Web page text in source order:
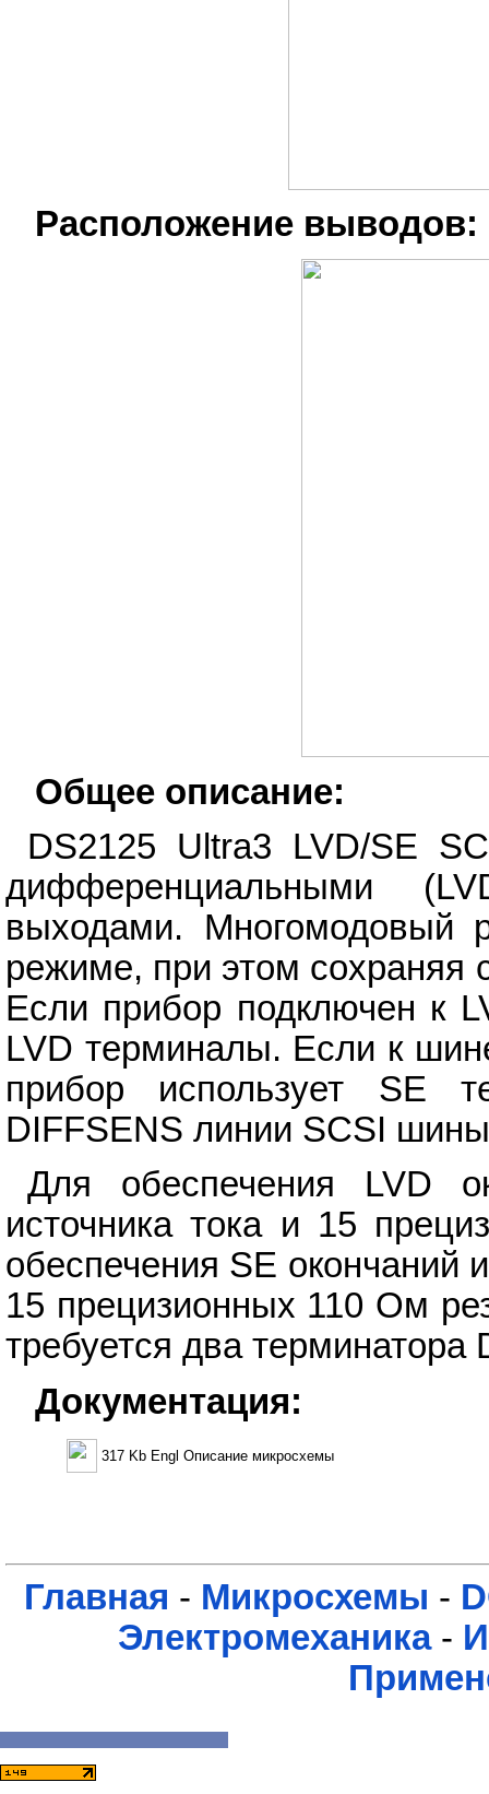
Расположение выводов:
Общее описание:
DS2125 Ultra3 LVD/SE
дифференциальными
выходами. Многомодовый
режиме, при этом сохраняя
Если прибор подключен к
LVD терминалы. Если к
прибор использует SE
DIFFSENS линии SCSI
Для обеспечения LVD
источника тока и 15
обеспечения SE окончаний
15 прецизионных 110 Ом
требуется два терминатора
Документация:
317 Kb Engl Описание микросхемы
Главная - Микросхемы -
Электромеханика-